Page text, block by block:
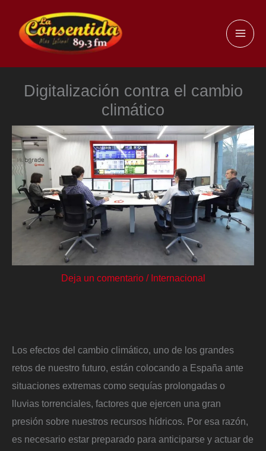
contenido
Digitalización contra el cambio
climático
Deja un comentario / Internacional
Los efectos del cambio climático, uno de los grandes
retos de nuestro futuro, están colocando a España ante
situaciones extremas como sequías prolongadas o
lluvias torrenciales, factores que ejercen una gran
presión sobre nuestros recursos hídricos. Por esa razón,
es necesario estar preparado para anticiparse y actuar de